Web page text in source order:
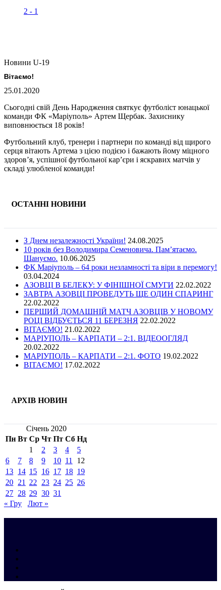
2 - 1
Новини U-19
Вітаємо!
25.01.2020
Сьогодні свій День Народження святкує футболіст юнацької
команди ФК «Маріуполь» Артем Щербак. Захиснику
виповнюється 18 років!
Футбольний клуб, тренери і партнери по команді від щирого
серця вітають Артема з цією подією і бажають йому міцного
здоров’я, успішної футбольної кар’єри і яскравих матчів у
складі улюбленої команди!
ОСТАННІ НОВИНИ
З Днем незалежності України! 24.08.2025
10 років без Володимира Семеновича. Пам’ятаємо.
Шануємо. 10.06.2025
ФК Маріуполь – 64 роки незламності та віри в перемогу!
03.04.2024
АЗОВЦІ В БЕЛЕКУ: У ФІНІШНОЇ СМУГИ 22.02.2022
ЗАВТРА АЗОВЦІ ПРОВЕДУТЬ ЩЕ ОДИН СПАРИНГ
22.02.2022
ПЕРШИЙ ДОМАШНІЙ МАТЧ АЗОВЦІВ У НОВОМУ
РОЦІ ВІДБУЄТЬСЯ 11 БЕРЕЗНЯ 22.02.2022
ВІТАЄМО! 21.02.2022
МАРІУПОЛЬ – КАРПАТИ – 2:1. ВІДЕООГЛЯД
20.02.2022
МАРІУПОЛЬ – КАРПАТИ – 2:1. ФОТО 19.02.2022
ВІТАЄМО! 17.02.2022
АРХІВ НОВИН
Січень 2020
Пн Вт Ср Чт Пт Сб Нд
1
2 3 4
5
6
7 8 9 10 11
12
13 14 15 16 17 18 19
20 21 22 23 24 25 26
27 28 29 30 31
« Гру
Лют »